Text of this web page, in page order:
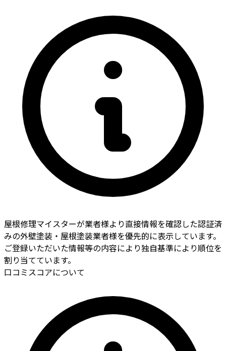
屋根修理マイスターが業者様より直接情報を確認した認証済
みの外壁塗装・屋根塗装業者様を優先的に表示しています。
ご登録いただいた情報等の内容により独自基準により順位を
割り当てています。
口コミスコアについて